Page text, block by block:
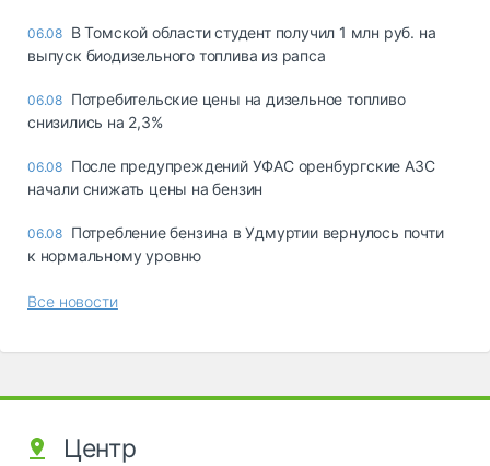
06.08 В Томской области студент получил 1 млн руб. на
выпуск биодизельного топлива из рапса
06.08 Потребительские цены на дизельное топливо
снизились на 2,3%
06.08 После предупреждений УФАС оренбургские АЗС
начали снижать цены на бензин
06.08 Потребление бензина в Удмуртии вернулось почти
к нормальному уровню
Все новости
Центр